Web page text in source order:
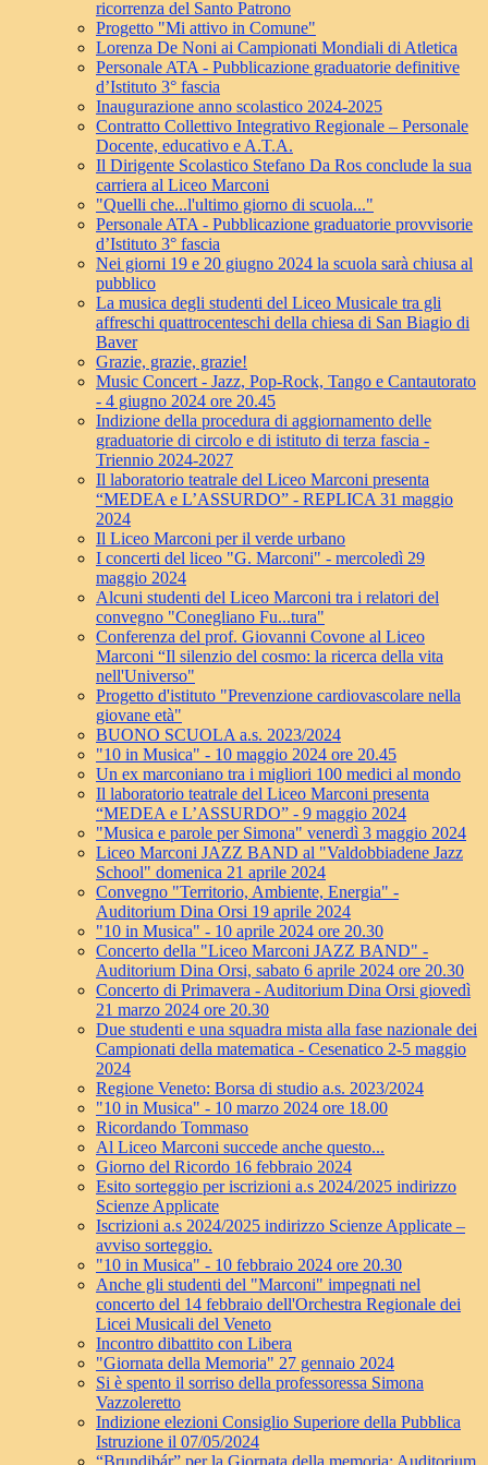
ricorrenza del Santo Patrono
Progetto "Mi attivo in Comune"
Lorenza De Noni ai Campionati Mondiali di Atletica
Personale ATA - Pubblicazione graduatorie definitive
d’Istituto 3° fascia
Inaugurazione anno scolastico 2024-2025
Contratto Collettivo Integrativo Regionale – Personale
Docente, educativo e A.T.A.
Il Dirigente Scolastico Stefano Da Ros conclude la sua
carriera al Liceo Marconi
"Quelli che...l'ultimo giorno di scuola..."
Personale ATA - Pubblicazione graduatorie provvisorie
d’Istituto 3° fascia
Nei giorni 19 e 20 giugno 2024 la scuola sarà chiusa al
pubblico
La musica degli studenti del Liceo Musicale tra gli
affreschi quattrocenteschi della chiesa di San Biagio di
Baver
Grazie, grazie, grazie!
Music Concert - Jazz, Pop-Rock, Tango e Cantautorato
- 4 giugno 2024 ore 20.45
Indizione della procedura di aggiornamento delle
graduatorie di circolo e di istituto di terza fascia -
Triennio 2024-2027
Il laboratorio teatrale del Liceo Marconi presenta
“MEDEA e L’ASSURDO” - REPLICA 31 maggio
2024
Il Liceo Marconi per il verde urbano
I concerti del liceo "G. Marconi" - mercoledì 29
maggio 2024
Alcuni studenti del Liceo Marconi tra i relatori del
convegno "Conegliano Fu...tura"
Conferenza del prof. Giovanni Covone al Liceo
Marconi “Il silenzio del cosmo: la ricerca della vita
nell'Universo"
Progetto d'istituto "Prevenzione cardiovascolare nella
giovane età"
BUONO SCUOLA a.s. 2023/2024
"10 in Musica" - 10 maggio 2024 ore 20.45
Un ex marconiano tra i migliori 100 medici al mondo
Il laboratorio teatrale del Liceo Marconi presenta
“MEDEA e L’ASSURDO” - 9 maggio 2024
"Musica e parole per Simona" venerdì 3 maggio 2024
Liceo Marconi JAZZ BAND al "Valdobbiadene Jazz
School" domenica 21 aprile 2024
Convegno "Territorio, Ambiente, Energia" -
Auditorium Dina Orsi 19 aprile 2024
"10 in Musica" - 10 aprile 2024 ore 20.30
Concerto della "Liceo Marconi JAZZ BAND" -
Auditorium Dina Orsi, sabato 6 aprile 2024 ore 20.30
Concerto di Primavera - Auditorium Dina Orsi giovedì
21 marzo 2024 ore 20.30
Due studenti e una squadra mista alla fase nazionale dei
Campionati della matematica - Cesenatico 2-5 maggio
2024
Regione Veneto: Borsa di studio a.s. 2023/2024
"10 in Musica" - 10 marzo 2024 ore 18.00
Ricordando Tommaso
Al Liceo Marconi succede anche questo...
Giorno del Ricordo 16 febbraio 2024
Esito sorteggio per iscrizioni a.s 2024/2025 indirizzo
Scienze Applicate
Iscrizioni a.s 2024/2025 indirizzo Scienze Applicate –
avviso sorteggio.
"10 in Musica" - 10 febbraio 2024 ore 20.30
Anche gli studenti del "Marconi" impegnati nel
concerto del 14 febbraio dell'Orchestra Regionale dei
Licei Musicali del Veneto
Incontro dibattito con Libera
"Giornata della Memoria" 27 gennaio 2024
Si è spento il sorriso della professoressa Simona
Vazzoleretto
Indizione elezioni Consiglio Superiore della Pubblica
Istruzione il 07/05/2024